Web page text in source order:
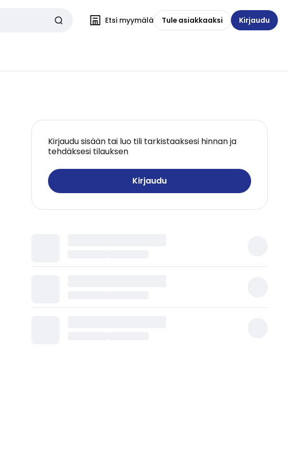
Etsi myymälä Tule asiakkaaksi Kirjaudu
Kirjaudu sisään tai luo tili tarkistaaksesi hinnan ja
tehdäksesi tilauksen
Kirjaudu